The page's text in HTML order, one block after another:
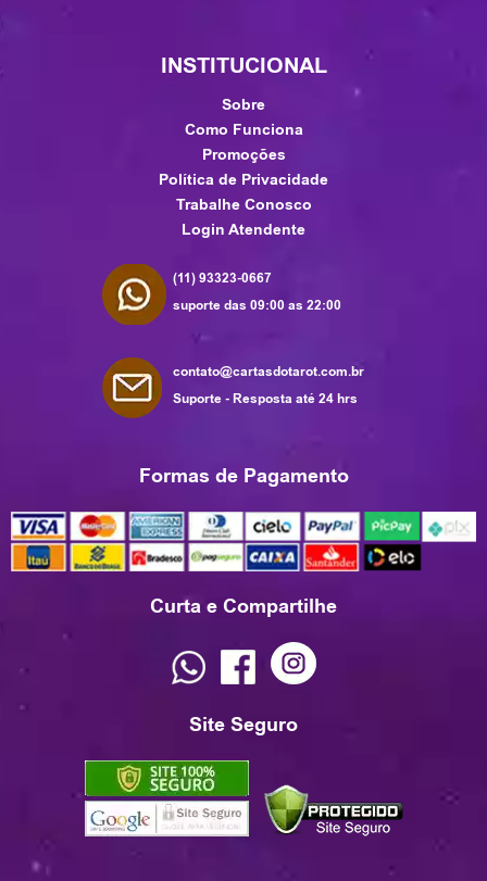
INSTITUCIONAL
Sobre
Como Funciona
Promoções
Política de Privacidade
Trabalhe Conosco
Login Atendente
(11) 93323-0667
suporte das 09:00 as 22:00
contato@cartasdotarot.com.br
Suporte - Resposta até 24 hrs
Formas de Pagamento
Curta e Compartilhe
Site Seguro